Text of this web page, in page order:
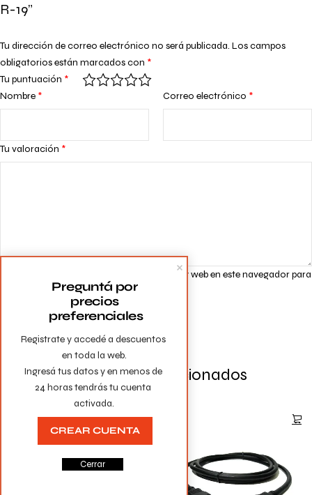
R-19”
Tu dirección de correo electrónico no será publicada. Los campos
obligatorios están marcados con *
Tu puntuación *
Tu valoración *
Nombre * Correo electrónico *
Guarda mi nombre, correo electrónico y web en este navegador para
la próxima vez que comente.
Productos Relacionados
Registrate y accedé a descuentos
en toda la web.
Ingresá tus datos y en menos de
24 horas tendrás tu cuenta
activada.
Preguntá por
precios
preferenciales
CREAR CUENTA
Cerrar